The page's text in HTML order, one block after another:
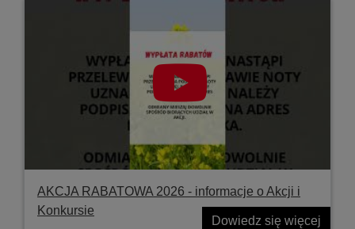
AKCJA RABATOWA 2026 - informacje o Akcji i
Konkursie
Dowiedz się więcej